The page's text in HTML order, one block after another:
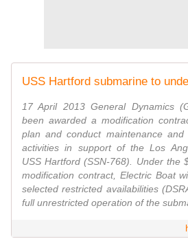
17 April 2013 General Dynamics
been awarded a modification
plan and conduct maintenance and
activities in support of the Los
USS Hartford (SSN-768). Under the
modification contract, Electric Boat
selected restricted availabilities
full unrestricted operation of the